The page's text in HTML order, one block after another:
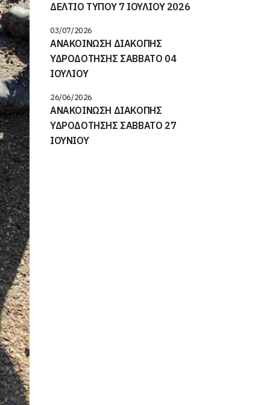
ΔΕΛΤΙΟ ΤΥΠΟΥ 7 ΙΟΥΛΙΟΥ 2026
ΑΝΑΚΟΙΝΩΣΗ ΔΙΑΚΟΠΗΣ
ΥΔΡΟΔΟΤΗΣΗΣ ΣΑΒΒΑΤΟ 04
ΙΟΥΛΙΟΥ
03/07/2026
ΑΝΑΚΟΙΝΩΣΗ ΔΙΑΚΟΠΗΣ
ΥΔΡΟΔΟΤΗΣΗΣ ΣΑΒΒΑΤΟ 27
ΙΟΥΝΙΟΥ
26/06/2026